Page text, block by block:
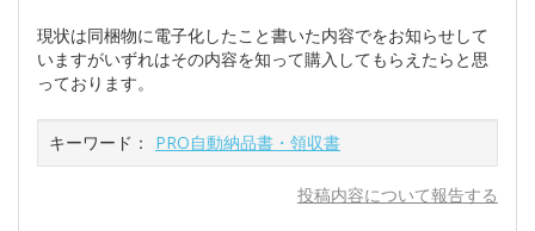
現状は同梱物に電子化したこと書いた内容でをお知らせして
いますがいずれはその内容を知って購入してもらえたらと思
っております。
キーワード： PRO自動納品書・領収書
投稿内容について報告する